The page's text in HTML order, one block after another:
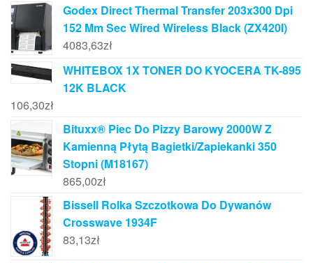
Godex Direct Thermal Transfer 203x300 Dpi
152 Mm Sec Wired Wireless Black (ZX420I)
4083,63zł
WHITEBOX 1X TONER DO KYOCERA TK-895
12K BLACK
106,30zł
Bituxx® Piec Do Pizzy Barowy 2000W Z
Kamienną Płytą Bagietki/Zapiekanki 350
Stopni (M18167)
865,00zł
Bissell Rolka Szczotkowa Do Dywanów
Crosswave 1934F
83,13zł